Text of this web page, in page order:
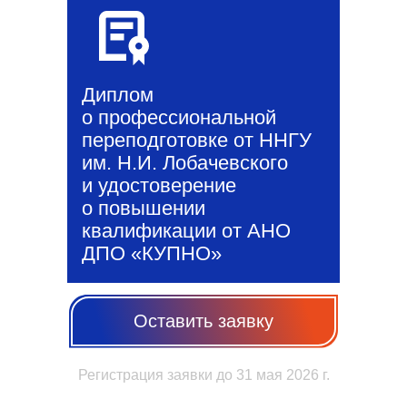
Регистрация заявки до 31 мая 2026 г.
Оставить заявку
Диплом
о профессиональной
переподготовке от ННГУ
им. Н.И. Лобачевского
и удостоверение
о повышении
квалификации от АНО
ДПО «КУПНО»